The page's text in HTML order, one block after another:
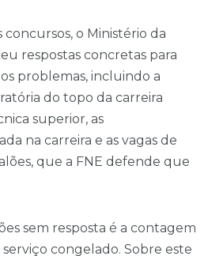
o Ministério da
respostas concretas para
problemas, incluindo a
do topo da carreira
superior, as
na carreira e as vagas de
que a FNE defende que
sem resposta é a contagem
congelado. Sobre este